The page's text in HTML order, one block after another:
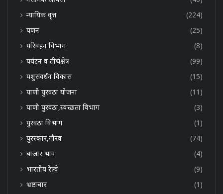
न्यायिक वृत्त
(224)
पणन
(25)
परिवहन विभाग
(8)
पर्यटन व तीर्थक्षेत्र
(99)
पशुसंवर्धन विकास
(15)
पाणी पुरवठा योजना
(11)
पाणी पुरवठा,स्वच्छता विभाग
(3)
पुरवठा विभाग
(1)
पुरस्कार,गौरव
(74)
बाजार भाव
(4)
भारतीय रेल्वे
(9)
भ्रष्टाचार
(1)